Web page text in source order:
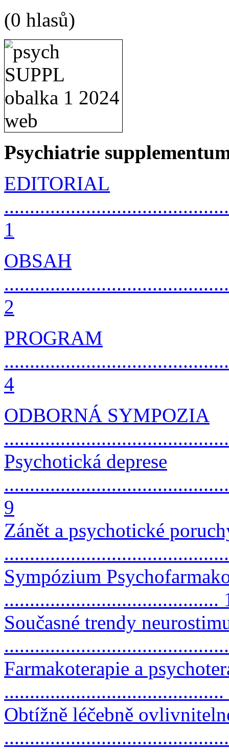
(0 hlasů)
Psychiatrie
EDITORIAL
1
OBSAH
2
PROGRAM
4
ODBORNÁ SYMPOZIA
Psychotická deprese
9
Zánět a psychotické
Sympózium
..........................................
Současné trendy
Farmakoterapie a
...........................................
Obtížně léčebně